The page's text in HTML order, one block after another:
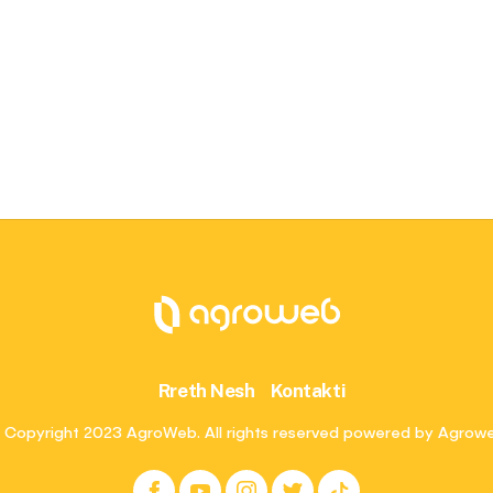
Rreth Nesh Kontakti
2023 AgroWeb. All rights reserved powered by